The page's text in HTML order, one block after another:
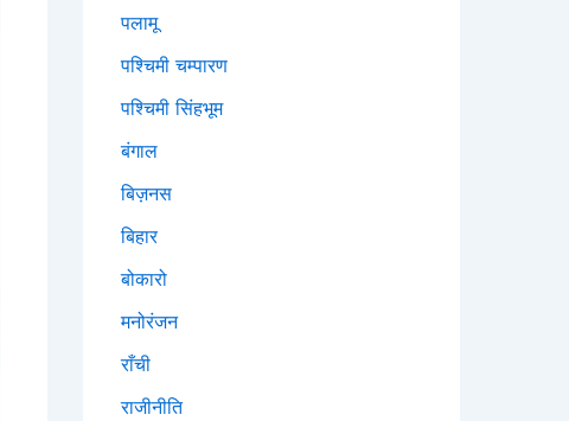
पलामू
पश्चिमी चम्पारण
पश्चिमी सिंहभूम
बंगाल
बिज़नस
बिहार
बोकारो
मनोरंजन
राँची
राजीनीति